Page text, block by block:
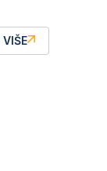
VIŠE